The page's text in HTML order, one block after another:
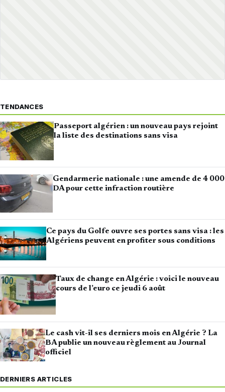
TENDANCES
Passeport algérien : un nouveau pays rejoint
la liste des destinations sans visa
Gendarmerie nationale : une amende de 4 000
DA pour cette infraction routière
Ce pays du Golfe ouvre ses portes sans visa : les
Algériens peuvent en profiter sous conditions
Taux de change en Algérie : voici le nouveau
cours de l’euro ce jeudi 6 août
Le cash vit-il ses derniers mois en Algérie ? La
BA publie un nouveau règlement au Journal
officiel
DERNIERS ARTICLES